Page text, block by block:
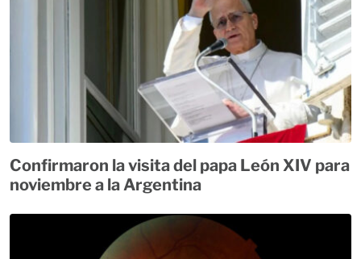
Confirmaron la visita del papa León XIV para
noviembre a la Argentina